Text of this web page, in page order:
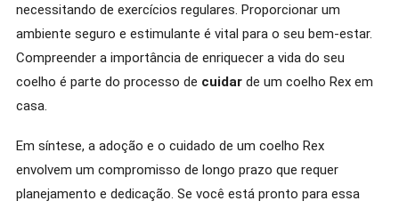
necessitando de exercícios regulares. Proporcionar um
ambiente seguro e estimulante é vital para o seu bem-estar.
Compreender a importância de enriquecer a vida do seu
coelho é parte do processo de cuidarde um coelho Rex em
casa.
Em síntese, a adoção e o cuidado de um coelho Rex
envolvem um compromisso de longo prazo que requer
planejamento e dedicação. Se você está pronto para essa